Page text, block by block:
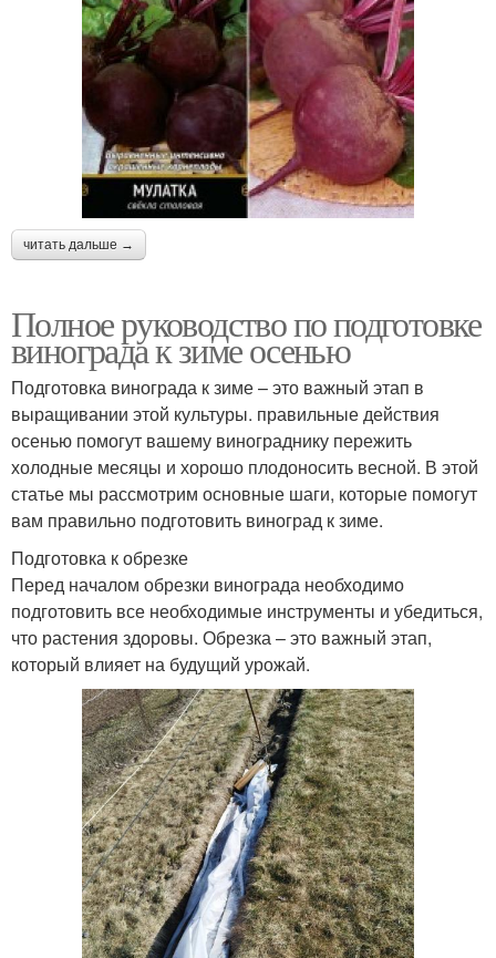
читать дальше →
Полное руководство по подготовке
винограда к зиме осенью
Подготовка винограда к зиме – это важный этап в
выращивании этой культуры. правильные действия
осенью помогут вашему винограднику пережить
холодные месяцы и хорошо плодоносить весной. В этой
статье мы рассмотрим основные шаги, которые помогут
вам правильно подготовить виноград к зиме.
Подготовка к обрезке
Перед началом обрезки винограда необходимо
подготовить все необходимые инструменты и убедиться,
что растения здоровы. Обрезка – это важный этап,
который влияет на будущий урожай.